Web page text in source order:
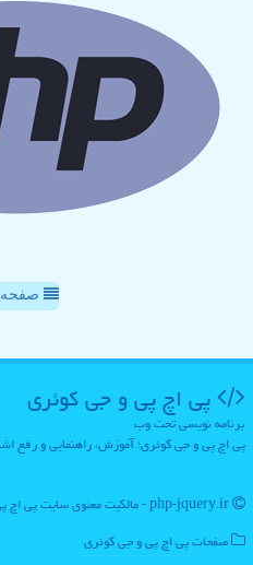
صفحه
پی اچ پی و جی كوئری
برنامه نویسی تحت وب
پی اچ پی و جی کوئری؛ آموزش، راهنمایی و رفع
صفحات پی اچ پی و جی كوئری